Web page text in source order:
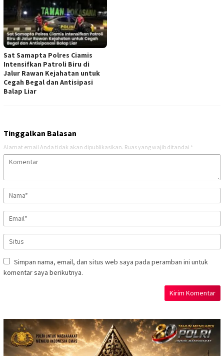
Sat Samapta Polres Ciamis
Intensifkan Patroli Biru di
Jalur Rawan Kejahatan untuk
Cegah Begal dan Antisipasi
Balap Liar
Tinggalkan Balasan
Alamat email Anda tidak akan dipublikasikan. Ruas yang wajib ditandai *
Simpan nama, email, dan situs web saya pada peramban ini untuk
komentar saya berikutnya.